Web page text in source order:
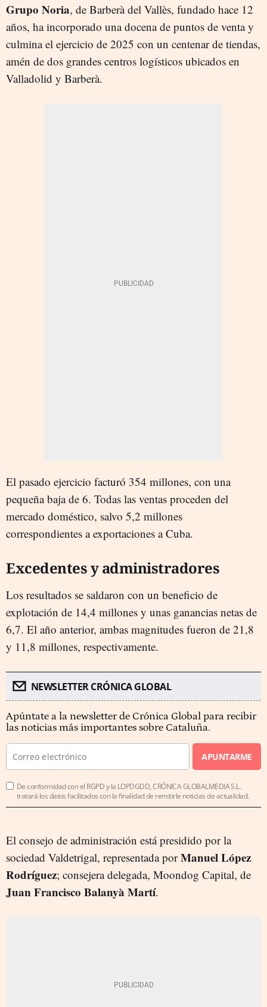
Grupo Noria, de Barberà del Vallès, fundado hace 12
años, ha incorporado una docena de puntos de venta y
culmina el ejercicio de 2025 con un centenar de tiendas,
amén de dos grandes centros logísticos ubicados en
Valladolid y Barberà.
El pasado ejercicio facturó 354 millones, con una
pequeña baja de 6. Todas las ventas proceden del
mercado doméstico, salvo 5,2 millones
correspondientes a exportaciones a Cuba.
Excedentes y administradores
Los resultados se saldaron con un beneficio de
explotación de 14,4 millones y unas ganancias netas de
6,7. El año anterior, ambas magnitudes fueron de 21,8
y 11,8 millones, respectivamente.
NEWSLETTER CRÓNICA GLOBAL
Apúntate a la newsletter de Crónica Global para recibir
las noticias más importantes sobre Cataluña.
APUNTARME
De conformidad con el RGPD y la LOPDGDD, CRÓNICA GLOBALMEDIA S.L.
tratará los datos facilitados con la finalidad de remitirle noticias de actualidad.
El consejo de administración está presidido por la
sociedad Valdetrigal, representada porManuel López
Rodríguez; consejera delegada, Moondog Capital, de
Juan Francisco Balanyà Martí.